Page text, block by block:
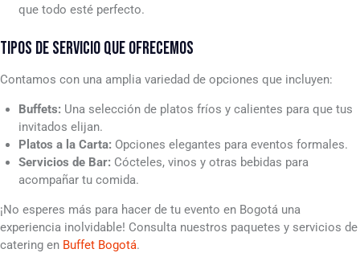
que todo esté perfecto.
TIPOS DE SERVICIO QUE OFRECEMOS
Contamos con una amplia variedad de opciones que incluyen:
Buffets: Una selección de platos fríos y calientes para que tus
invitados elijan.
Platos a la Carta: Opciones elegantes para eventos formales.
Servicios de Bar: Cócteles, vinos y otras bebidas para
acompañar tu comida.
¡No esperes más para hacer de tu evento en Bogotá una
experiencia inolvidable! Consulta nuestros paquetes y servicios de
catering en Buffet Bogotá.